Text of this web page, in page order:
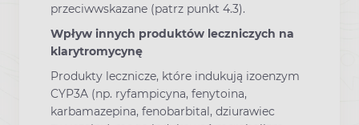
przeciwwskazane (patrz punkt 4.3).
Wpływ innych produktów leczniczych na
klarytromycynę
Produkty lecznicze, które indukują izoenzym
CYP3A (np. ryfampicyna, fenytoina,
karbamazepina, fenobarbital, dziurawiec